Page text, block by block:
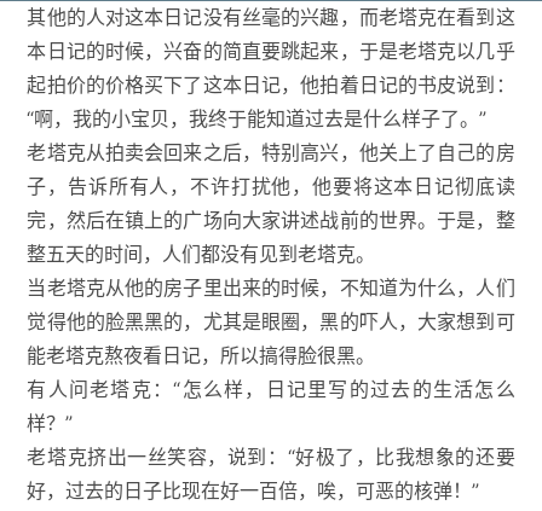
其他的人对这本日记没有丝毫的兴趣，而老塔克在看到这
本日记的时候，兴奋的简直要跳起来，于是老塔克以几乎
起拍价的价格买下了这本日记，他拍着日记的书皮说到：
“啊，我的小宝贝，我终于能知道过去是什么样子了。”
老塔克从拍卖会回来之后，特别高兴，他关上了自己的房
子，告诉所有人，不许打扰他，他要将这本日记彻底读
完，然后在镇上的广场向大家讲述战前的世界。于是，整
整五天的时间，人们都没有见到老塔克。
当老塔克从他的房子里出来的时候，不知道为什么，人们
觉得他的脸黑黑的，尤其是眼圈，黑的吓人，大家想到可
能老塔克熬夜看日记，所以搞得脸很黑。
有人问老塔克：“怎么样，日记里写的过去的生活怎么
样？”
老塔克挤出一丝笑容，说到：“好极了，比我想象的还要
好，过去的日子比现在好一百倍，唉，可恶的核弹！”